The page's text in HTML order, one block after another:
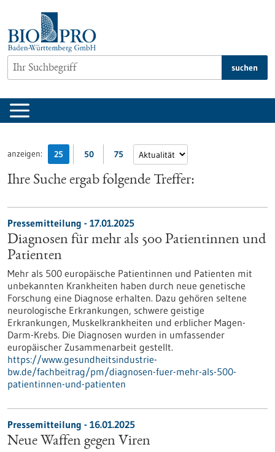
springen
suchen
anzeigen: 25 50 75
Ihre Suche ergab folgende Treffer:
Pressemitteilung - 17.01.2025
Diagnosen für mehr als 500 Patientinnen und
Patienten
Mehr als 500 europäische Patientinnen und Patienten mit
unbekannten Krankheiten haben durch neue genetische
Forschung eine Diagnose erhalten. Dazu gehören seltene
neurologische Erkrankungen, schwere geistige
Erkrankungen, Muskelkrankheiten und erblicher Magen-
Darm-Krebs. Die Diagnosen wurden in umfassender
europäischer Zusammenarbeit gestellt.
https://www.gesundheitsindustrie-
bw.de/fachbeitrag/pm/diagnosen-fuer-mehr-als-500-
patientinnen-und-patienten
Pressemitteilung - 16.01.2025
Neue Waffen gegen Viren